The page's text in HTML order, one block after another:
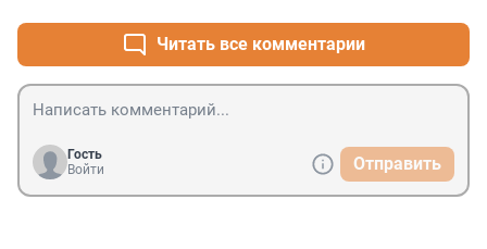
Читать все комментарии
Гость
Войти
Отправить